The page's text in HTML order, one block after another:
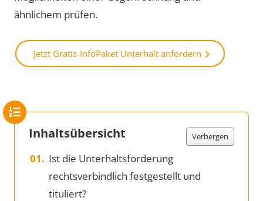
ähnlichem prüfen.
Jetzt Gratis-InfoPaket Unterhalt anfordern
Inhaltsübersicht Verbergen
Ist die Unterhaltsforderung
rechtsverbindlich festgestellt und
tituliert?